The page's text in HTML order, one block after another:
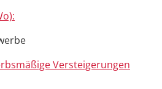
Versteigerungen